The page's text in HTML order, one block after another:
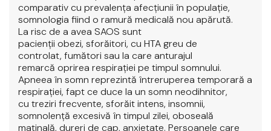
comparativ cu prevalenţa afecţiunii în populaţie,
somnologia fiind o ramură medicală nou apărută.
La risc de a avea SAOS sunt
pacienţii obezi, sforăitori, cu HTA greu de
controlat, fumători sau la care anturajul
remarcă oprirea respiraţiei pe timpul somnului.
Apneea în somn reprezintă întreruperea temporară a
respirației, fapt ce duce la un somn neodihnitor,
cu treziri frecvente, sforăit intens, insomnii,
somnolenţă excesivă în timpul zilei, oboseală
matinală, dureri de cap, anxietate. Persoanele care